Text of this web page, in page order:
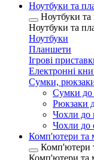
Ноутбуки та
Ноутбуки
Ноутбуки та
Ноутбуки
Планшети
Ігрові
Електронні
Сумки,
Сумки до
Рюкзаки
Чохли до
Чохли до
Комп'ютери та
Комп'ютери
Комп'ютери та